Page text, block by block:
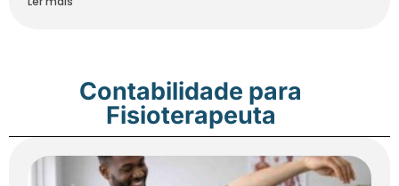
Contabilidade para
Fisioterapeuta